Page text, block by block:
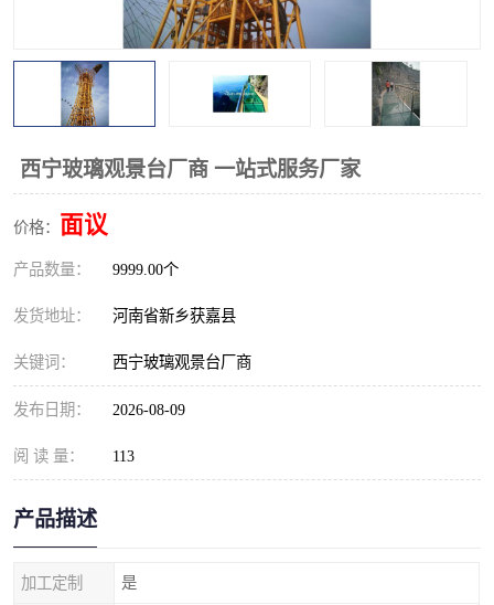
西宁玻璃观景台厂商 一站式服务厂家
价格： 面议
产品数量： 9999.00个
发货地址： 河南省新乡获嘉县
关键词： 西宁玻璃观景台厂商
发布日期： 2026-08-09
阅 读 量： 113
产品描述
加工定制 是
丛林穿越设备
音乐呐喊设备
玻璃栈道